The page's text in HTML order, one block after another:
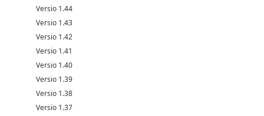
Versio 1.44
Versio 1.43
Versio 1.42
Versio 1.41
Versio 1.40
Versio 1.39
Versio 1.38
Versio 1.37